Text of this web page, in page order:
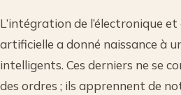
L’intégration de l’électronique et
artificielle a donné naissance à
intelligents. Ces derniers ne se
des ordres ; ils apprennent de